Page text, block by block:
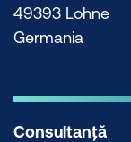
49393 Lohne
Germania
Consultanță